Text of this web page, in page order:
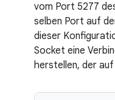
vom Port 5277
selben Port auf
dieser
Socket eine
herstellen, der